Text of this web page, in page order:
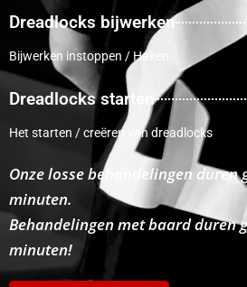
Dreadlocks bijwerken
Bijwerken instoppen / Haken
Dreadlocks starten
Het starten / creëren van dreadlocks
Onze losse behandelingen duren
minuten.
Behandelingen met baard duren
minuten!